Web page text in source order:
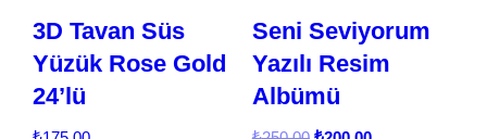
3D Tavan Süs
Yüzük Rose Gold
24’lü
Seni Seviyorum
Yazılı Resim
Albümü